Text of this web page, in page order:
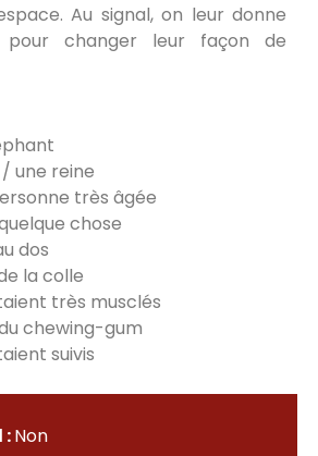
Au signal, on leur donne
pour changer leur façon de
une reine
très âgée
chose
dos
la colle
très musclés
chewing-gum
suivis
:Non